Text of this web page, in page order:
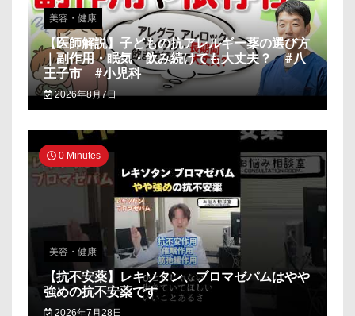
美容・健康
【医師解説】子どもの抗アレルギー薬の選び方
｜副作用・眠気・飲み続けても大丈夫？ #八
王子市 #小児科
2026年8月7日
0 Minutes
美容・健康
【抗不安薬】レキソタン、ブロマゼパムはやや
強めの抗不安薬です
2026年7月28日